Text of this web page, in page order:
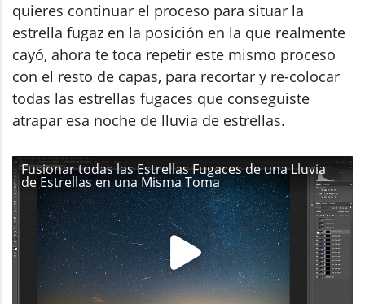
quieres continuar el proceso para situar la
estrella fugaz en la posición en la que realmente
cayó, ahora te toca repetir este mismo proceso
con el resto de capas, para recortar y re-colocar
todas las estrellas fugaces que conseguiste
atrapar esa noche de lluvia de estrellas.
Fusionar todas las Estrellas Fugaces de una Lluvia
de Estrellas en una Misma Toma